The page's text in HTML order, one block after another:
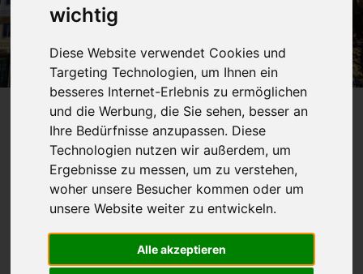
wichtig
Diese Website verwendet Cookies und
Targeting Technologien, um Ihnen ein
besseres Internet-Erlebnis zu ermöglichen
und die Werbung, die Sie sehen, besser an
Ihre Bedürfnisse anzupassen. Diese
Technologien nutzen wir außerdem, um
Ergebnisse zu messen, um zu verstehen,
woher unsere Besucher kommen oder um
unsere Website weiter zu entwickeln.
Alle akzeptieren
Vineta Hotels Zinnowitz Zum Hotel
STRANDHOTEL VINETA
Meine Auszeit am Zinnowitzer
Ostseestrand